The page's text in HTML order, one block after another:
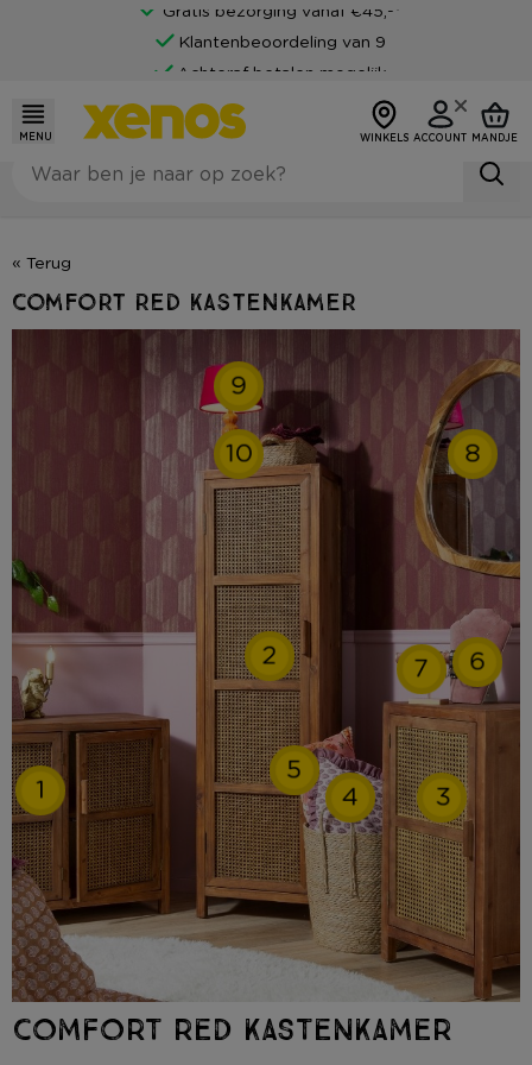
Gratis bezorging vanaf €45,-*
Klantenbeoordeling van 9
Achteraf betalen mogelijk
MENU WINKELS ACCOUNT MANDJE
« Terug
Comfort red kastenkamer
1
2
3
4
5
6
7
8
9
10
COMFORT RED KASTENKAMER